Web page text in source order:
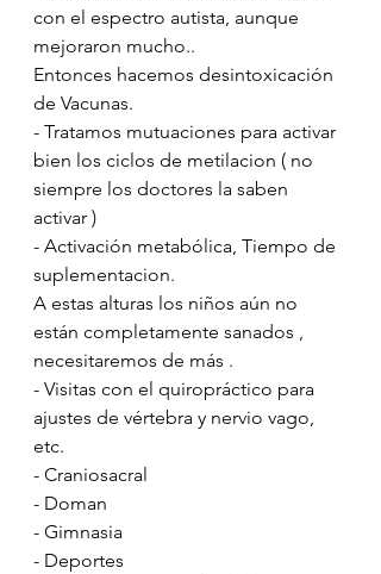
con el espectro autista, aunque
mejoraron mucho..
Entonces hacemos desintoxicación
de Vacunas.
- Tratamos mutuaciones para activar
bien los ciclos de metilacion ( no
siempre los doctores la saben
activar )
- Activación metabólica, Tiempo de
suplementacion.
A estas alturas los niños aún no
están completamente sanados ,
necesitaremos de más .
- Visitas con el quiropráctico para
ajustes de vértebra y nervio vago,
etc.
- Craniosacral
- Doman
- Gimnasia
- Deportes